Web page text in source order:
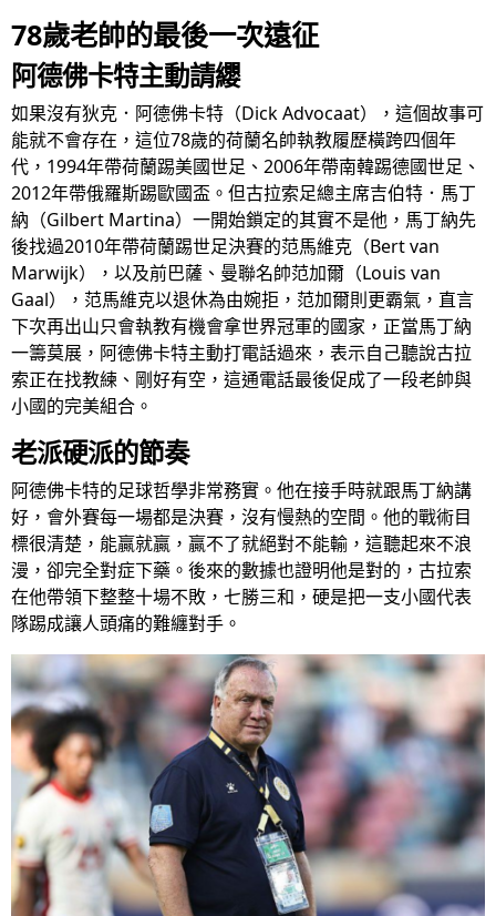
78歲老帥的最後一次遠征
阿德佛卡特主動請纓
如果沒有狄克．阿德佛卡特（Dick Advocaat），這個故事可
能就不會存在，這位78歲的荷蘭名帥執教履歷橫跨四個年
代，1994年帶荷蘭踢美國世足、2006年帶南韓踢德國世足、
2012年帶俄羅斯踢歐國盃。但古拉索足總主席吉伯特．馬丁
納（Gilbert Martina）一開始鎖定的其實不是他，馬丁納先
後找過2010年帶荷蘭踢世足決賽的范馬維克（Bert van
Marwijk），以及前巴薩、曼聯名帥范加爾（Louis van
Gaal），范馬維克以退休為由婉拒，范加爾則更霸氣，直言
下次再出山只會執教有機會拿世界冠軍的國家，正當馬丁納
一籌莫展，阿德佛卡特主動打電話過來，表示自己聽說古拉
索正在找教練、剛好有空，這通電話最後促成了一段老帥與
小國的完美組合。
老派硬派的節奏
阿德佛卡特的足球哲學非常務實。他在接手時就跟馬丁納講
好，會外賽每一場都是決賽，沒有慢熱的空間。他的戰術目
標很清楚，能贏就贏，贏不了就絕對不能輸，這聽起來不浪
漫，卻完全對症下藥。後來的數據也證明他是對的，古拉索
在他帶領下整整十場不敗，七勝三和，硬是把一支小國代表
隊踢成讓人頭痛的難纏對手。